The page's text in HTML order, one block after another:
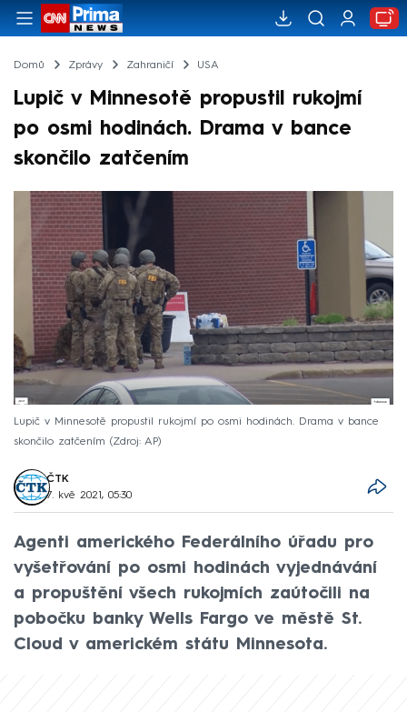
Domů Zprávy Zahraničí USA
Lupič v Minnesotě propustil rukojmí
po osmi hodinách. Drama v bance
skončilo zatčením
Lupič v Minnesotě propustil rukojmí po osmi hodinách. Drama v bance
skončilo zatčením
Zdroj: AP
ČTK
7. kvě 2021, 05:30
Agenti amerického Federálního úřadu pro
vyšetřování po osmi hodinách vyjednávání
a propuštění všech rukojmích zaútočili na
pobočku banky Wells Fargo ve městě St.
Cloud v americkém státu Minnesota.